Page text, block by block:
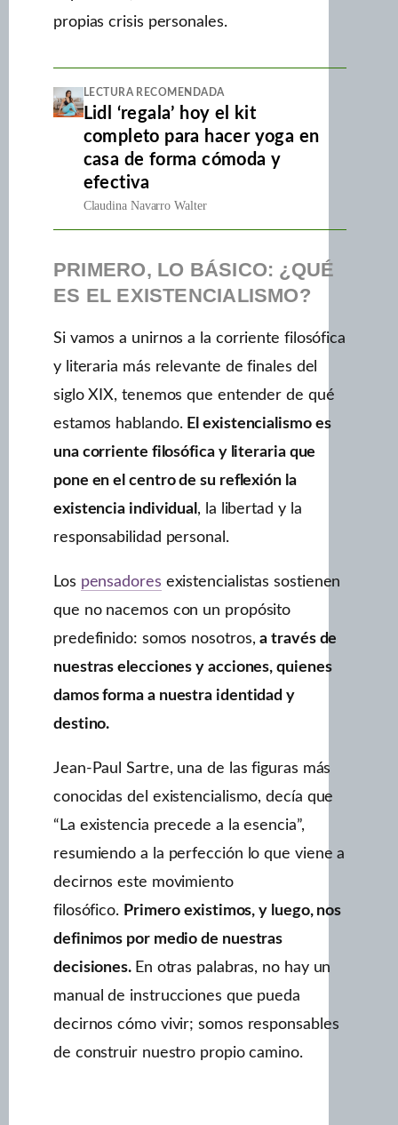
propias crisis personales.
LECTURA RECOMENDADA
Lidl ‘regala’ hoy el kit
completo para hacer yoga en
casa de forma cómoda y
efectiva
Claudina Navarro Walter
PRIMERO, LO BÁSICO: ¿QUÉ
ES EL EXISTENCIALISMO?
Si vamos a unirnos a la corriente filosófica
y literaria más relevante de finales del
siglo XIX, tenemos que entender de qué
estamos hablando. El existencialismo es
una corriente filosófica y literaria que
pone en el centro de su reflexión la
existencia individual , la libertad y la
responsabilidad personal.
Los pensadores existencialistas sostienen
que no nacemos con un propósito
predefinido: somos nosotros,a través de
nuestras elecciones y acciones, quienes
damos forma a nuestra identidad y
destino.
Jean-Paul Sartre, una de las figuras más
conocidas del existencialismo, decía que
“La existencia precede a la esencia”,
resumiendo a la perfección lo que viene a
decirnos este movimiento
filosófico. Primero existimos, y luego, nos
definimos por medio de nuestras
decisiones. En otras palabras, no hay un
manual de instrucciones que pueda
decirnos cómo vivir; somos responsables
de construir nuestro propio camino.